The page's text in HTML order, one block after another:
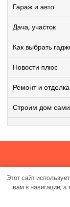
Гараж и авто
Дача, участок
Как выбрать
Новости плюс
Ремонт и отделка
Строим дом сами
Работает на
Этот сайт
вам в навигации,